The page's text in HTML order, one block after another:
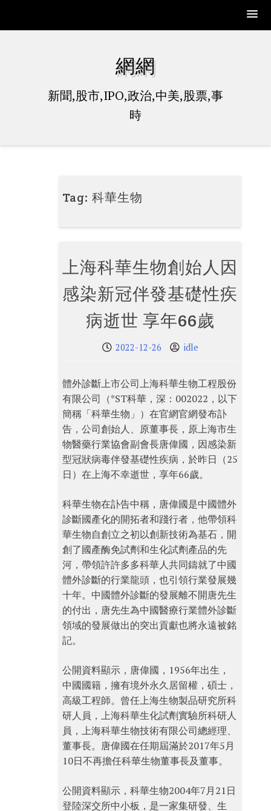
網網
新聞,股市,IPO,政治,中美,股票,事
時
Tag:科華生物
上海科華生物創始人因
感染新冠伴發基礎性疾
病逝世 享年66歲
2022-12-26 idle
體外診斷上市公司上海科華生物工程股份
有限公司（*ST科華，深：002022，以下
簡稱「科華生物」）在官網官網發布訃
告，公司創始人、原董事長，原上海市生
物醫藥行業協會副會長唐偉國，因感染新
型冠狀病毒伴發基礎性疾病，於昨日（25
日）在上海不幸逝世，享年66歲。
科華生物在訃告中稱，唐偉國是中國體外
診斷國產化的開拓者和踐行者，他帶領科
華生物自創立之初以創新技術為基石，開
創了國產酶免試劑和生化試劑產品的先
河，帶領許許多多科華人共同鑄就了中國
體外診斷的行業龍頭，也引領行業發展幾
十年。中國體外診斷的發展離不開唐先生
的付出，唐先生為中國醫療行業體外診斷
領域的發展做出的突出貢獻也將永遠被銘
記。
公開資料顯示，唐偉國，1956年出生，
中國國籍，擁有境外永久居留權，碩士，
高級工程師。曾任上海生物製品研究所科
研人員，上海科華生化試劑實驗所科研人
員，上海科華生物技術有限公司總經理、
董事長。唐偉國在任期屆滿於2017年5月
10日不再擔任科華生物董事長及董事。
公開資料顯示，科華生物2004年7月21日
登陸深交所中小板，是一家集研發、生